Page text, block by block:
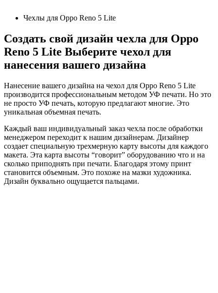
Чехлы для Oppo Reno 5 Lite
Создать свой дизайн чехла для Oppo
Reno 5 Lite Выберите чехол для
нанесения вашего дизайна
Нанесение вашего дизайна на чехол для Oppo Reno 5 Lite
производится профессиональным методом УФ печати. Но это
не просто УФ печать, которую предлагают многие. Это
уникальная объемная печать.
Каждый ваш индивидуальный заказ чехла после обработки
менеджером переходит к нашим дизайнерам. Дизайнер
создает специальную трехмерную карту высоты для каждого
макета. Эта карта высоты “говорит” оборудованию что и на
сколько приподнять при печати. Благодаря этому принт
становится объемным. Это похоже на мазки художника.
Дизайн буквально ощущается пальцами.